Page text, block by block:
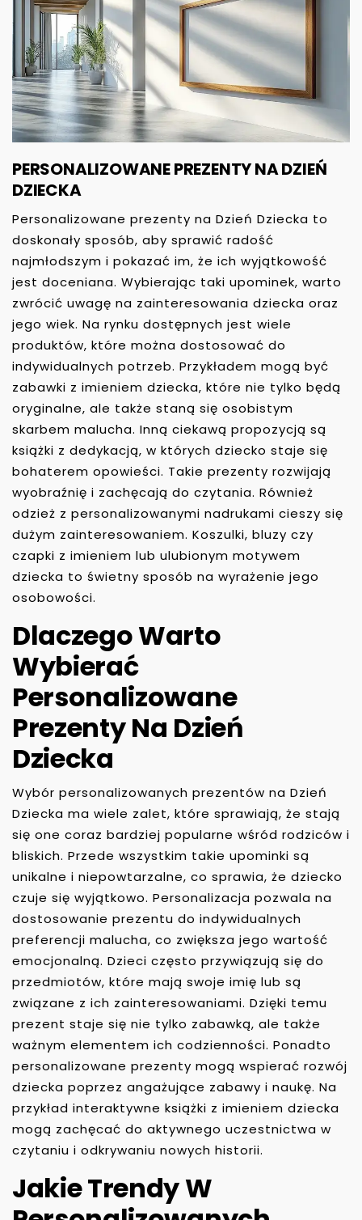
PERSONALIZOWANE PREZENTY NA DZIEŃ
DZIECKA
Personalizowane prezenty na Dzień Dziecka to
doskonały sposób, aby sprawić radość
najmłodszym i pokazać im, że ich wyjątkowość
jest doceniana. Wybierając taki upominek, warto
zwrócić uwagę na zainteresowania dziecka oraz
jego wiek. Na rynku dostępnych jest wiele
produktów, które można dostosować do
indywidualnych potrzeb. Przykładem mogą być
zabawki z imieniem dziecka, które nie tylko będą
oryginalne, ale także staną się osobistym
skarbem malucha. Inną ciekawą propozycją są
książki z dedykacją, w których dziecko staje się
bohaterem opowieści. Takie prezenty rozwijają
wyobraźnię i zachęcają do czytania. Również
odzież z personalizowanymi nadrukami cieszy się
dużym zainteresowaniem. Koszulki, bluzy czy
czapki z imieniem lub ulubionym motywem
dziecka to świetny sposób na wyrażenie jego
osobowości.
Dlaczego Warto
Wybierać
Personalizowane
Prezenty Na Dzień
Dziecka
Wybór personalizowanych prezentów na Dzień
Dziecka ma wiele zalet, które sprawiają, że stają
się one coraz bardziej popularne wśród rodziców i
bliskich. Przede wszystkim takie upominki są
unikalne i niepowtarzalne, co sprawia, że dziecko
czuje się wyjątkowo. Personalizacja pozwala na
dostosowanie prezentu do indywidualnych
preferencji malucha, co zwiększa jego wartość
emocjonalną. Dzieci często przywiązują się do
przedmiotów, które mają swoje imię lub są
związane z ich zainteresowaniami. Dzięki temu
prezent staje się nie tylko zabawką, ale także
ważnym elementem ich codzienności. Ponadto
personalizowane prezenty mogą wspierać rozwój
dziecka poprzez angażujące zabawy i naukę. Na
przykład interaktywne książki z imieniem dziecka
mogą zachęcać do aktywnego uczestnictwa w
czytaniu i odkrywaniu nowych historii.
Jakie Trendy W